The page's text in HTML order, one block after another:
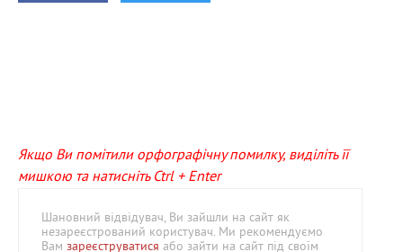
Якщо Ви помітили орфографічну помилку, виділіть її
мишкою та натисніть Ctrl + Enter
Шановний відвідувач, Ви зайшли на сайт як
незареєстрований користувач. Ми рекомендуємо
Вам зареєструватися або зайти на сайт під своїм